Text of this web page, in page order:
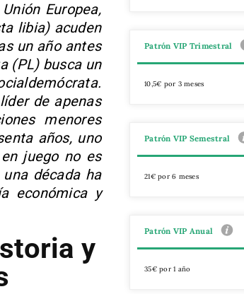
Europea,
libia) acuden
un año antes
(PL) busca un
de apenas
menores
años, uno
juego no es
década ha
económica y
y
Patrón VIP Trimestral
10,5€ por 3 meses
Patrón VIP Semestral
21€ por 6 meses
Patrón VIP Anual
35€ por 1 año